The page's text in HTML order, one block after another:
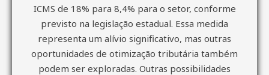
ICMS de 18% para 8,4% para o setor, conforme
previsto na legislação estadual. Essa medida
representa um alívio significativo, mas outras
oportunidades de otimização tributária também
podem ser exploradas. Outras possibilidades